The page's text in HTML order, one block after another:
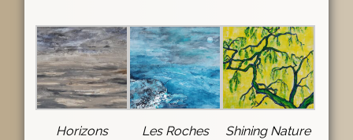
Horizons
Les Roches
Shining Nature